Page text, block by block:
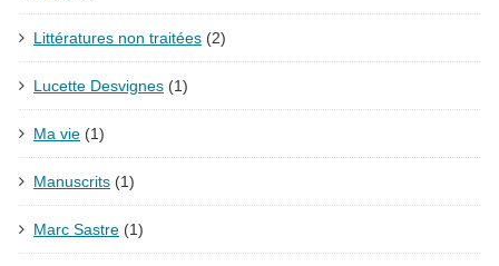
Littératures non traitées (2)
Lucette Desvignes (1)
Ma vie (1)
Manuscrits (1)
Marc Sastre (1)